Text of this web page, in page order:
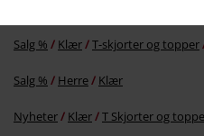
Salg % Klær T-skjorter og topper
Salg % Herre Klær
Nyheter Klær T Skjorter og